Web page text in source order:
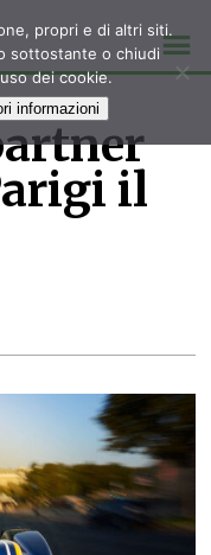
il
propri e di altri siti.
sottostante o chiudi
dei cookie.
informazioni